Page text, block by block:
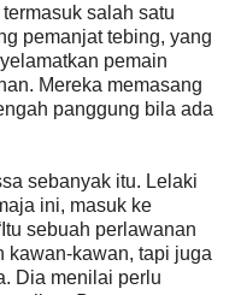
salah satu
pemanjat tebing, yang
pemain
Mereka memasang
panggung bila ada
sebanyak itu. Lelaki
ini, masuk ke
sebuah perlawanan
kawan-kawan, tapi juga
Dia menilai perlu